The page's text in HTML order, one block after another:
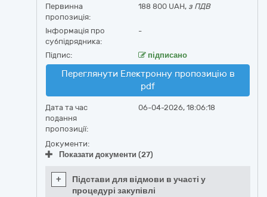
Первинна
пропозиція:
188 800 UAH, з ПДВ
Інформація про
субпідрядника:
-
Підпис: підписано
Переглянути Електронну пропозицію в
pdf
Дата та час
подання
пропозиції:
06-04-2026, 18:06:18
Документи:
Показати документи (27)
+
Підстави для відмови в участі у
процедурі закупівлі